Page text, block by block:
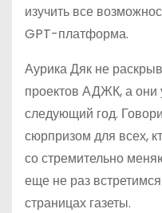
изучить все
GPT-платформа.
Аурика Дяк не
проектов АДЖК, а они
следующий год.
сюрпризом для всех,
со стремительно
еще не раз
страницах газеты.